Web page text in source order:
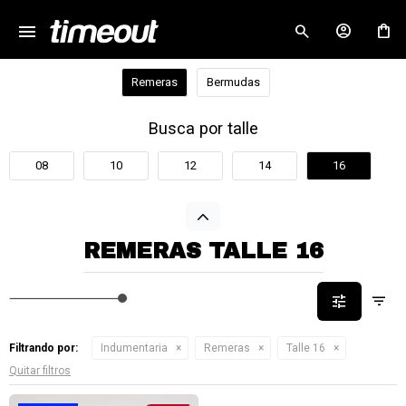
menu
Remeras Bermudas
Busca por talle
08 10 12 14 16
REMERAS TALLE 16
Filtrando por: Indumentaria Remeras
Talle 16
Quitar filtros